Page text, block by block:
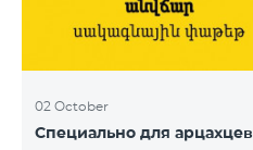
02 October
Специально для арцахцев